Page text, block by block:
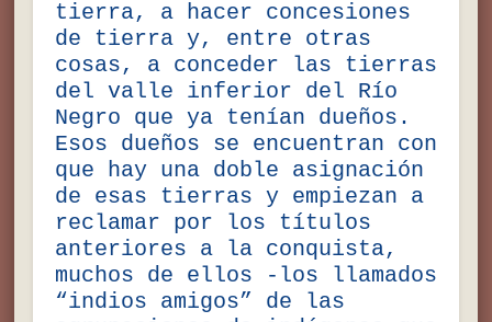
tierra, a hacer concesiones
de tierra y, entre otras
cosas, a conceder las tierras
del valle inferior del Río
Negro que ya tenían dueños.
Esos dueños se encuentran con
que hay una doble asignación
de esas tierras y empiezan a
reclamar por los títulos
anteriores a la conquista,
muchos de ellos -los llamados
“indios amigos” de las